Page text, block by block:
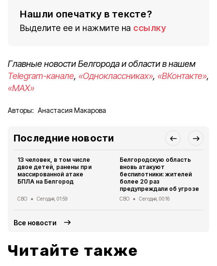
Нашли опечатку в тексте?
Выделите ее и нажмите на ссылку
Главные новости Белгорода и области в нашем
Telegram-канале, «Одноклассниках», «ВКонтакте»,
«MAX»
Авторы: Анастасия Макарова
Последние новости
13 человек, в том числе
двое детей, ранены при
массированной атаке
БПЛА на Белгород
СВО Сегодня, 01:59
Белгородскую область
вновь атакуют
беспилотники: жителей
более 20 раз
предупреждали об угрозе
СВО Сегодня, 00:16
Все новости
Читайте также